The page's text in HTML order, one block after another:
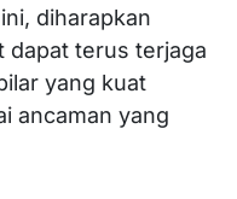
diharapkan
dapat terus terjaga
yang kuat
ancaman yang